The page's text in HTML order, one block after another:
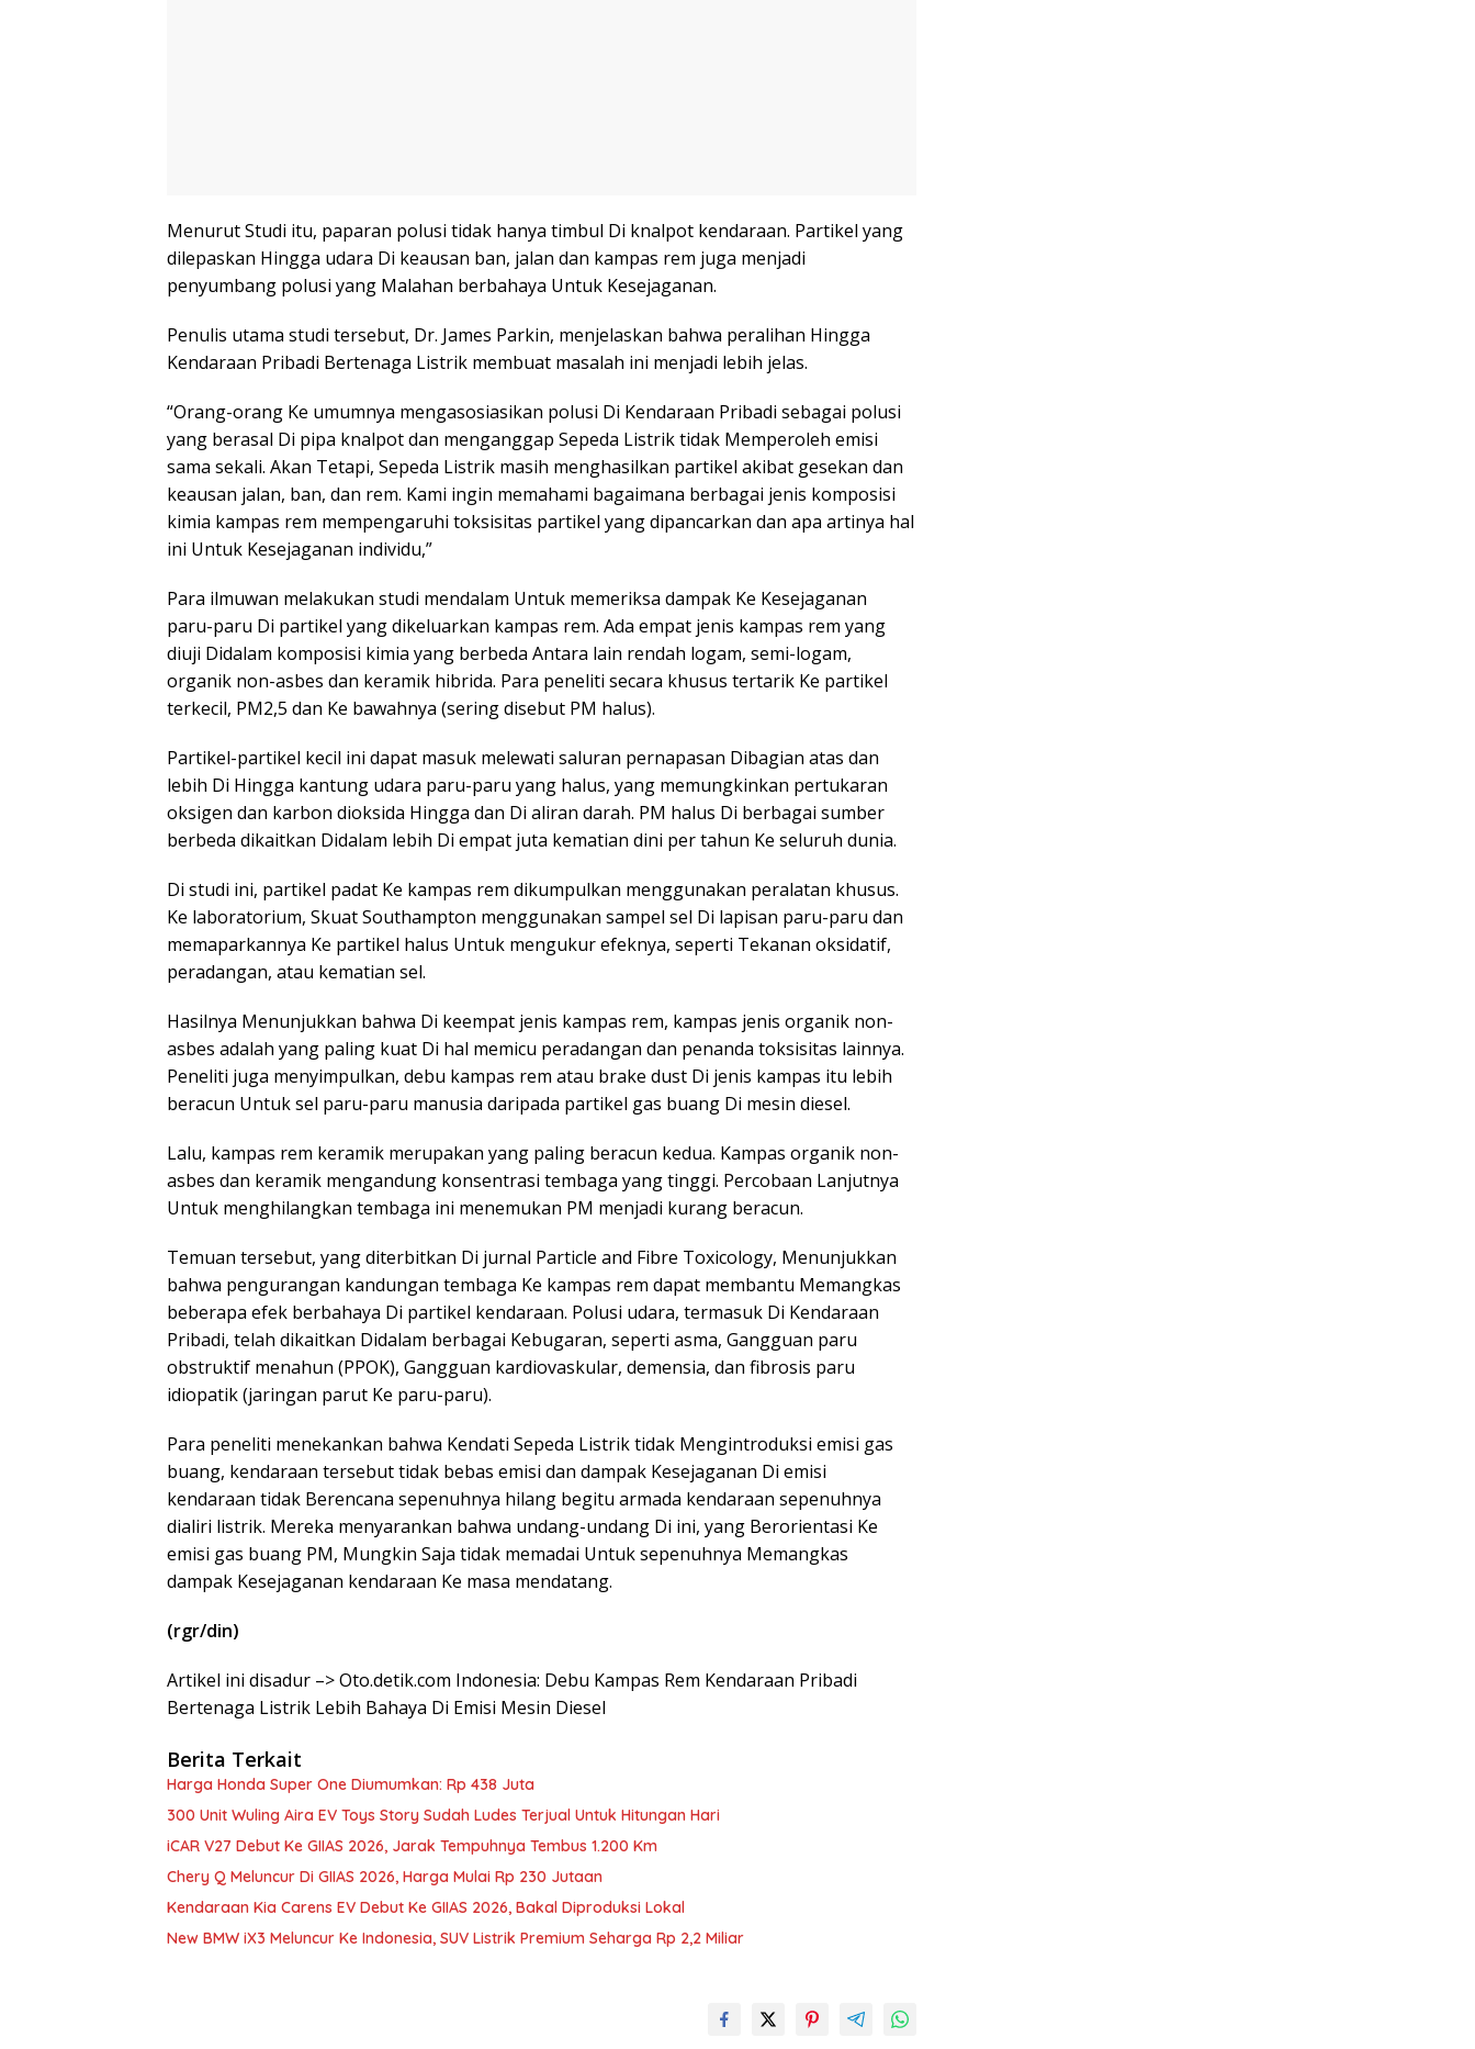
Menurut Studi itu, paparan polusi tidak hanya timbul Di knalpot kendaraan. Partikel yang
dilepaskan Hingga udara Di keausan ban, jalan dan kampas rem juga menjadi
penyumbang polusi yang Malahan berbahaya Untuk Kesejaganan.
Penulis utama studi tersebut, Dr. James Parkin, menjelaskan bahwa peralihan Hingga
Kendaraan Pribadi Bertenaga Listrik membuat masalah ini menjadi lebih jelas.
“Orang-orang Ke umumnya mengasosiasikan polusi Di Kendaraan Pribadi sebagai polusi
yang berasal Di pipa knalpot dan menganggap Sepeda Listrik tidak Memperoleh emisi
sama sekali. Akan Tetapi, Sepeda Listrik masih menghasilkan partikel akibat gesekan dan
keausan jalan, ban, dan rem. Kami ingin memahami bagaimana berbagai jenis komposisi
kimia kampas rem mempengaruhi toksisitas partikel yang dipancarkan dan apa artinya hal
ini Untuk Kesejaganan individu,”
Para ilmuwan melakukan studi mendalam Untuk memeriksa dampak Ke Kesejaganan
paru-paru Di partikel yang dikeluarkan kampas rem. Ada empat jenis kampas rem yang
diuji Didalam komposisi kimia yang berbeda Antara lain rendah logam, semi-logam,
organik non-asbes dan keramik hibrida. Para peneliti secara khusus tertarik Ke partikel
terkecil, PM2,5 dan Ke bawahnya (sering disebut PM halus).
Partikel-partikel kecil ini dapat masuk melewati saluran pernapasan Dibagian atas dan
lebih Di Hingga kantung udara paru-paru yang halus, yang memungkinkan pertukaran
oksigen dan karbon dioksida Hingga dan Di aliran darah. PM halus Di berbagai sumber
berbeda dikaitkan Didalam lebih Di empat juta kematian dini per tahun Ke seluruh dunia.
Di studi ini, partikel padat Ke kampas rem dikumpulkan menggunakan peralatan khusus.
Ke laboratorium, Skuat Southampton menggunakan sampel sel Di lapisan paru-paru dan
memaparkannya Ke partikel halus Untuk mengukur efeknya, seperti Tekanan oksidatif,
peradangan, atau kematian sel.
Hasilnya Menunjukkan bahwa Di keempat jenis kampas rem, kampas jenis organik non-
asbes adalah yang paling kuat Di hal memicu peradangan dan penanda toksisitas lainnya.
Peneliti juga menyimpulkan, debu kampas rem atau brake dust Di jenis kampas itu lebih
beracun Untuk sel paru-paru manusia daripada partikel gas buang Di mesin diesel.
Lalu, kampas rem keramik merupakan yang paling beracun kedua. Kampas organik non-
asbes dan keramik mengandung konsentrasi tembaga yang tinggi. Percobaan Lanjutnya
Untuk menghilangkan tembaga ini menemukan PM menjadi kurang beracun.
Temuan tersebut, yang diterbitkan Di jurnal Particle and Fibre Toxicology, Menunjukkan
bahwa pengurangan kandungan tembaga Ke kampas rem dapat membantu Memangkas
beberapa efek berbahaya Di partikel kendaraan. Polusi udara, termasuk Di Kendaraan
Pribadi, telah dikaitkan Didalam berbagai Kebugaran, seperti asma, Gangguan paru
obstruktif menahun (PPOK), Gangguan kardiovaskular, demensia, dan fibrosis paru
idiopatik (jaringan parut Ke paru-paru).
Para peneliti menekankan bahwa Kendati Sepeda Listrik tidak Mengintroduksi emisi gas
buang, kendaraan tersebut tidak bebas emisi dan dampak Kesejaganan Di emisi
kendaraan tidak Berencana sepenuhnya hilang begitu armada kendaraan sepenuhnya
dialiri listrik. Mereka menyarankan bahwa undang-undang Di ini, yang Berorientasi Ke
emisi gas buang PM, Mungkin Saja tidak memadai Untuk sepenuhnya Memangkas
dampak Kesejaganan kendaraan Ke masa mendatang.
(rgr/din)
Artikel ini disadur –> Oto.detik.com Indonesia: Debu Kampas Rem Kendaraan Pribadi
Bertenaga Listrik Lebih Bahaya Di Emisi Mesin Diesel
Berita Terkait
Harga Honda Super One Diumumkan: Rp 438 Juta
300 Unit Wuling Aira EV Toys Story Sudah Ludes Terjual Untuk Hitungan Hari
iCAR V27 Debut Ke GIIAS 2026, Jarak Tempuhnya Tembus 1.200 Km
Chery Q Meluncur Di GIIAS 2026, Harga Mulai Rp 230 Jutaan
Kendaraan Kia Carens EV Debut Ke GIIAS 2026, Bakal Diproduksi Lokal
New BMW iX3 Meluncur Ke Indonesia, SUV Listrik Premium Seharga Rp 2,2 Miliar